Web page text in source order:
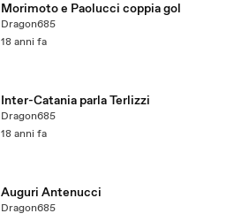
Morimoto e Paolucci coppia gol
Dragon685
18 anni fa
Inter-Catania parla Terlizzi
Dragon685
18 anni fa
Auguri Antenucci
Dragon685